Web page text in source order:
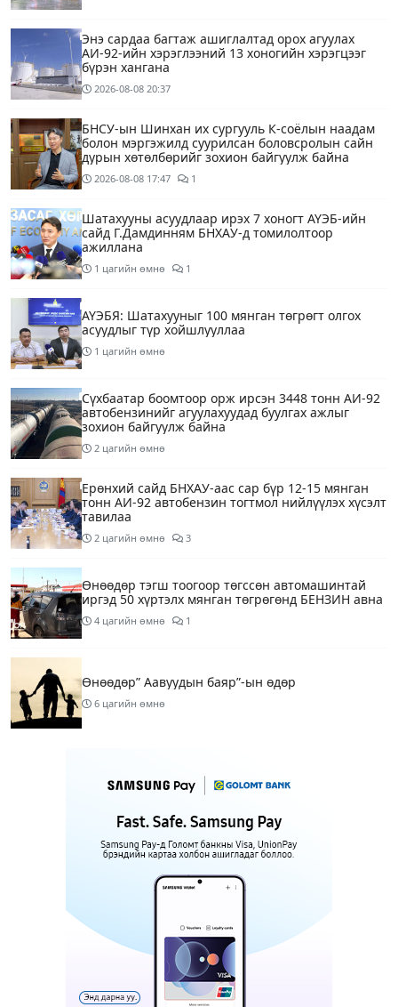
Энэ сардаа багтаж ашиглалтад орох агуулах
АИ-92-ийн хэрэглээний 13 хоногийн хэрэгцээг
бүрэн хангана
2026-08-08 20:37
БНСУ-ын Шинхан их сургууль К-соёлын наадам
болон мэргэжилд суурилсан боловсролын сайн
дурын хөтөлбөрийг зохион байгуулж байна
2026-08-08 17:47 1
Шатахууны асуудлаар ирэх 7 хоногт АҮЭБ-ийн
сайд Г.Дамдинням БНХАУ-д томилолтоор
ажиллана
1 цагийн өмнө 1
АҮЭБЯ: Шатахууныг 100 мянган төгрөгт олгох
асуудлыг түр хойшлууллаа
1 цагийн өмнө
Сүхбаатар боомтоор орж ирсэн 3448 тонн АИ-92
автобензинийг агуулахуудад буулгах ажлыг
зохион байгуулж байна
2 цагийн өмнө
Ерөнхий сайд БНХАУ-аас сар бүр 12-15 мянган
тонн АИ-92 автобензин тогтмол нийлүүлэх хүсэлт
тавилаа
2 цагийн өмнө 3
Өнөөдөр тэгш тоогоор төгссөн автомашинтай
иргэд 50 хүртэлх мянган төгрөгөнд БЕНЗИН авна
4 цагийн өмнө 1
Өнөөдөр” Аавуудын баяр”-ын өдөр
6 цагийн өмнө
Улаанбаатарт 31 хэм дулаан байна
8 цагийн өмнө
МАРГААШ: Улаанбаатарт 31 хэм дулаан байна
17 цагийн өмнө
Шатахуун дамлан борлуулсан хоёр зөрчлийг
илрүүлэн шалгаж байна
19 цагийн өмнө 3